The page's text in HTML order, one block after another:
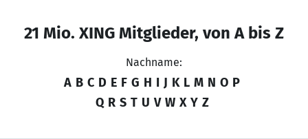
21 Mio. XING Mitglieder, von A bis Z
Nachname:
A B C D E F G H I J K L M N O P
Q R S T U V W X Y Z